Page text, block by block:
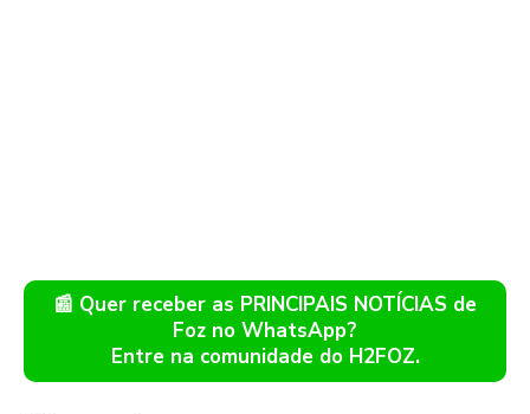
📰 Quer receber as PRINCIPAIS NOTÍCIAS de
Foz no WhatsApp?
Entre na comunidade do H2FOZ.